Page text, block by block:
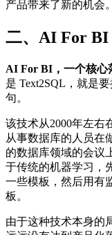
产品带来了新的机会。
二、AI For BI
AI For BI，一个核心
是 Text2SQL，就是
句。
该技术从2000年左右
从事数据库的人员在
的数据库领域的会议
于传统的机器学习，
一些模板，然后用有
板。
由于这种技术本身的